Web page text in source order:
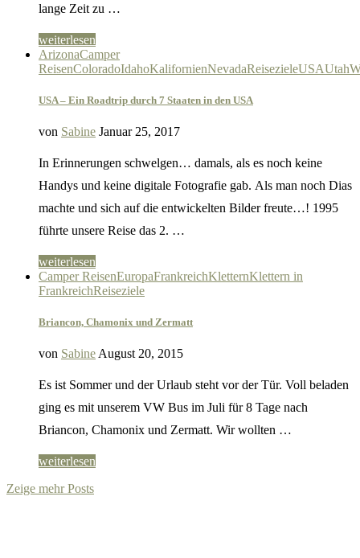
lange Zeit zu …
weiterlesen
ArizonaCamper
ReisenColoradoIdahoKalifornienNevadaReisezieleUSAUtah
USA – Ein Roadtrip durch 7 Staaten in den USA
von Sabine Januar 25, 2017
In Erinnerungen schwelgen… damals, als es noch keine
Handys und keine digitale Fotografie gab. Als man noch Dias
machte und sich auf die entwickelten Bilder freute…! 1995
führte unsere Reise das 2. …
weiterlesen
Camper ReisenEuropaFrankreichKletternKlettern in
FrankreichReiseziele
Briancon, Chamonix und Zermatt
von Sabine August 20, 2015
Es ist Sommer und der Urlaub steht vor der Tür. Voll beladen
ging es mit unserem VW Bus im Juli für 8 Tage nach
Briancon, Chamonix und Zermatt. Wir wollten …
weiterlesen
Zeige mehr Posts